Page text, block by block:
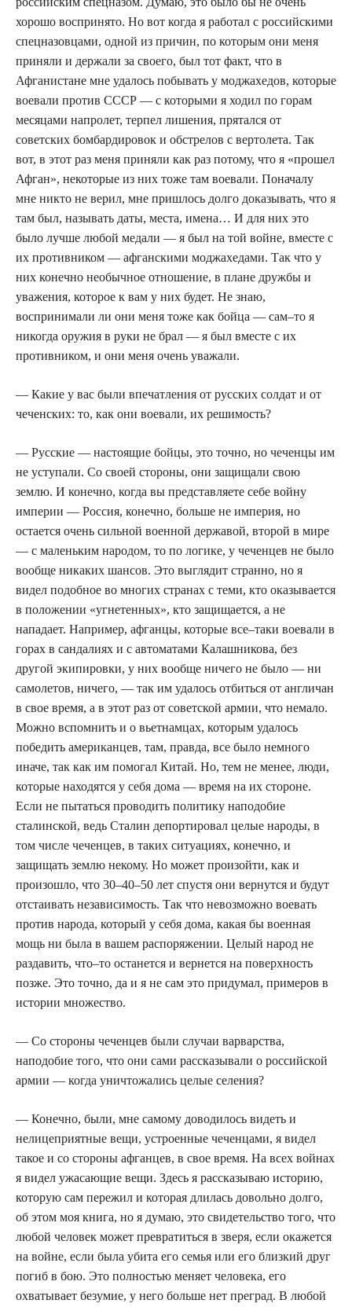
хорошо воспринято. Но вот когда я работал с российскими
спецназовцами, одной из причин, по которым они меня
приняли и держали за своего, был тот факт, что в
Афганистане мне удалось побывать у моджахедов, которые
воевали против СССР — с которыми я ходил по горам
месяцами напролет, терпел лишения, прятался от
советских бомбардировок и обстрелов с вертолета. Так
вот, в этот раз меня приняли как раз потому, что я «прошел
Афган», некоторые из них тоже там воевали. Поначалу
мне никто не верил, мне пришлось долго доказывать, что я
там был, называть даты, места, имена… И для них это
было лучше любой медали — я был на той войне, вместе с
их противником — афганскими моджахедами. Так что у
них конечно необычное отношение, в плане дружбы и
уважения, которое к вам у них будет. Не знаю,
воспринимали ли они меня тоже как бойца — сам–то я
никогда оружия в руки не брал — я был вместе с их
противником, и они меня очень уважали.
— Какие у вас были впечатления от русских солдат и от
чеченских: то, как они воевали, их решимость?
— Русские — настоящие бойцы, это точно, но чеченцы им
не уступали. Со своей стороны, они защищали свою
землю. И конечно, когда вы представляете себе войну
империи — Россия, конечно, больше не империя, но
остается очень сильной военной державой, второй в мире
— с маленьким народом, то по логике, у чеченцев не было
вообще никаких шансов. Это выглядит странно, но я
видел подобное во многих странах с теми, кто оказывается
в положении «угнетенных», кто защищается, а не
нападает. Например, афганцы, которые все–таки воевали в
горах в сандалиях и с автоматами Калашникова, без
другой экипировки, у них вообще ничего не было — ни
самолетов, ничего, — так им удалось отбиться от англичан
в свое время, а в этот раз от советской армии, что немало.
Можно вспомнить и о вьетнамцах, которым удалось
победить американцев, там, правда, все было немного
иначе, так как им помогал Китай. Но, тем не менее, люди,
которые находятся у себя дома — время на их стороне.
Если не пытаться проводить политику наподобие
сталинской, ведь Сталин депортировал целые народы, в
том числе чеченцев, в таких ситуациях, конечно, и
защищать землю некому. Но может произойти, как и
произошло, что 30–40–50 лет спустя они вернутся и будут
отстаивать независимость. Так что невозможно воевать
против народа, который у себя дома, какая бы военная
мощь ни была в вашем распоряжении. Целый народ не
раздавить, что–то останется и вернется на поверхность
позже. Это точно, да и я не сам это придумал, примеров в
истории множество.
— Cо стороны чеченцев были случаи варварства,
наподобие того, что они сами рассказывали о российской
армии — когда уничтожались целые селения?
— Конечно, были, мне самому доводилось видеть и
нелицеприятные вещи, устроенные чеченцами, я видел
такое и со стороны афганцев, в свое время. На всех войнах
я видел ужасающие вещи. Здесь я рассказываю историю,
которую сам пережил и которая длилась довольно долго,
об этом моя книга, но я думаю, это свидетельство того, что
любой человек может превратиться в зверя, если окажется
на войне, если была убита его семья или его близкий друг
погиб в бою. Это полностью меняет человека, его
охватывает безумие, у него больше нет преград. В любой